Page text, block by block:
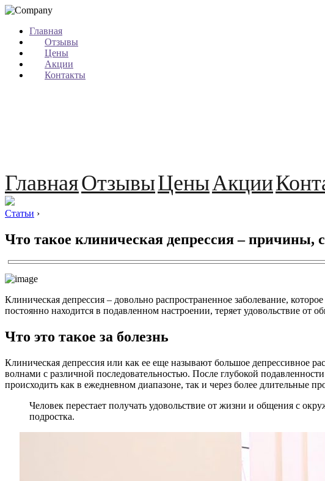
Главная
Отзывы
Цены
Акции
Контакты
ГлавнаяОтзывыЦеныАкции
Статьи ›
Что такое клиническая депрессия – причины,
Клиническая депрессия – довольно распространенное заболевание,
постоянно находится в подавленном настроении, теряет удовольствие
Что это такое за болезнь
Клиническая депрессия или как ее еще называют большое депрессивное
волнами с различной последовательностью. После глубокой
происходить как в ежедневном диапазоне, так и через более длительные
Человек перестает получать удовольствие от жизни и общения с
подростка.